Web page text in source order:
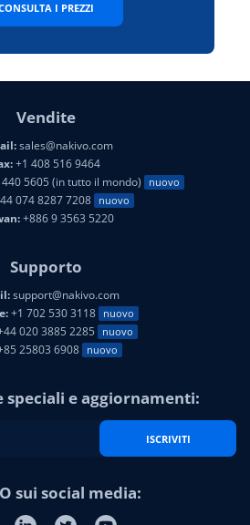
I PREZZI
Vendite
sales@nakivo.com
+1 408 516 9464
5605 (in tutto il mondo) nuovo
074 8287 7208 nuovo
+886 9 3563 5220
Supporto
support@nakivo.com
+1 702 530 3118 nuovo
020 3885 2285 nuovo
25803 6908 nuovo
e aggiornamenti:
ISCRIVITI
sui social media: